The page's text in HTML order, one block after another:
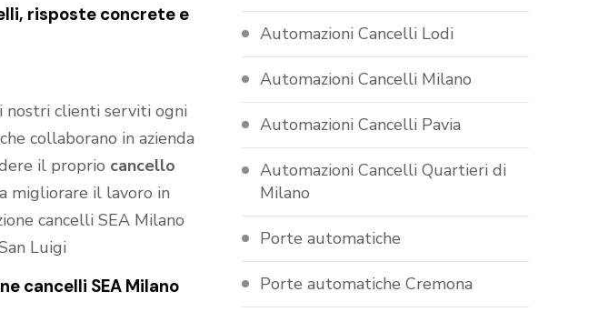
risposte concrete e
nostri clienti serviti ogni
collaborano in azienda
il proprio cancello
migliorare il lavoro in
cancelli SEA Milano
Automazioni Cancelli Lodi
Automazioni Cancelli Milano
Automazioni Cancelli Pavia
Automazioni Cancelli Quartieri di
Milano
Porte automatiche
Porte automatiche Cremona